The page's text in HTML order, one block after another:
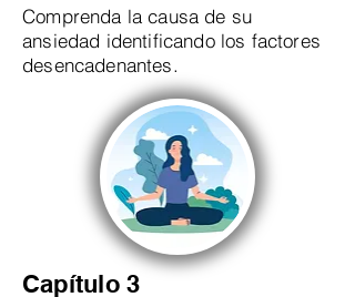
Comprenda la causa de su
ansiedad identificando los factores
desencadenantes.
Capítulo 3